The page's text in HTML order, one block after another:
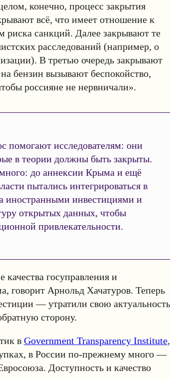
конечно, процесс закрытия
всё, что имеет отношение к
риска санкций. Далее закрывают те
расследований (например, о
В третью очередь закрывают
бензин вызывают беспокойство,
россияне не нервничали».
помогают исследователям: они
в теории должны быть закрыты.
до аннексии Крыма и ещё
пытались интегрироваться в
иностранными инвестициями и
открытых данных, чтобы
привлекательности.
госуправления и
говорит Арнольд Хачатуров. Теперь
— утратили свою актуальность
сторону.
в Government Transparency Institute,
в России по-прежнему много —
Доступность и качество